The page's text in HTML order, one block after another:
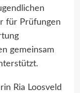
für Prüfungen
gemeinsam
Ria Loosveld